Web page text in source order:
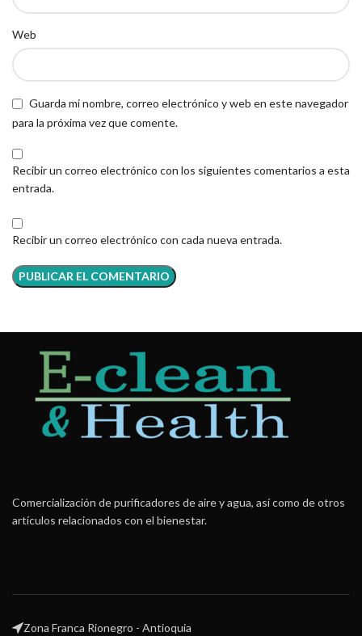
Web
Guarda mi nombre, correo electrónico y web en este navegador
para la próxima vez que comente.
Recibir un correo electrónico con los siguientes comentarios a esta
entrada.
Recibir un correo electrónico con cada nueva entrada.
Comercialización de purificadores de aire y agua, así como de otros
artículos relacionados con el bienestar.
Zona Franca Rionegro - Antioquia